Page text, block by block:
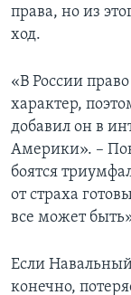
права, но из
ход.
«В России
характер,
добавил он в
Америки». –
боятся
от страха
все может
Если
конечно,